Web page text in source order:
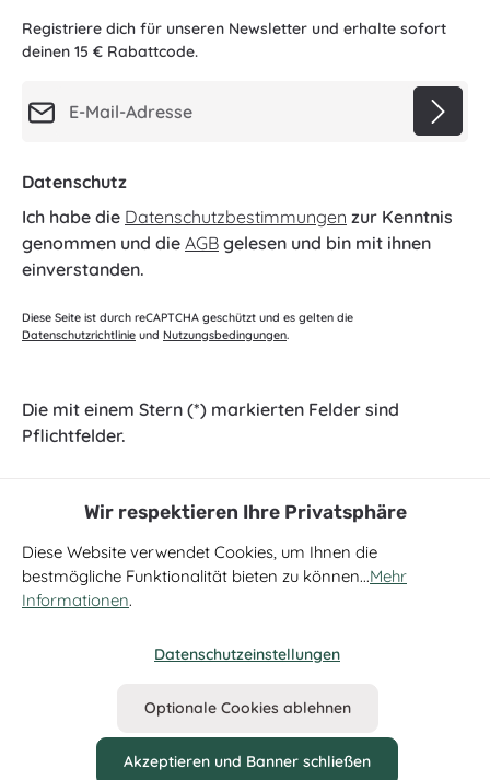
Registriere dich für unseren Newsletter und erhalte sofort
deinen 15 € Rabattcode.
Datenschutz
Ich habe die Datenschutzbestimmungen zur Kenntnis
genommen und die AGB gelesen und bin mit ihnen
einverstanden.
Diese Seite ist durch reCAPTCHA geschützt und es gelten die
Datenschutzrichtlinie und Nutzungsbedingungen.
Die mit einem Stern (*) markierten Felder sind
Pflichtfelder.
Alle Preise inkl. gesetzl. Mehrwertsteuer zzgl.Versandkosten
Datenschutzhinweis
Impressum
Wir respektieren Ihre Privatsphäre
Diese Website verwendet Cookies, um Ihnen die
bestmögliche Funktionalität bieten zu können...Mehr
Informationen.
Datenschutzeinstellungen
Optionale Cookies ablehnen
Akzeptieren und Banner schließen